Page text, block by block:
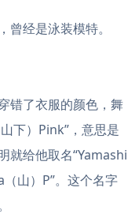
经是泳装模特。
了衣服的颜色，舞
下）Pink”，意思是
就给他取名“Yamashi
山）P”。这个名字